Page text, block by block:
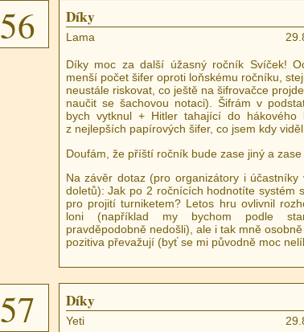
56 Díky
Lama
Díky moc za další úžasný ročník Svíček!
menší počet šifer oproti loňskému ročníku,
neustále riskovat, co ještě na šifrovačce
naučit se šachovou notaci). Šifrám v
bych vytknul + Hitler tahající do hákového
z nejlepších papírových šifer, co jsem kdy
Doufám, že příští ročník bude zase jiný a zase
Na závěr dotaz (pro organizátory i účastníky
doletů): Jak po 2 ročnících hodnotíte systém
pro projití turniketem? Letos hru ovlivnil
loni (například my bychom podle
pravděpodobně nedošli), ale i tak mně
pozitiva převažují (byť se mi původně moc
57 Díky
Yeti